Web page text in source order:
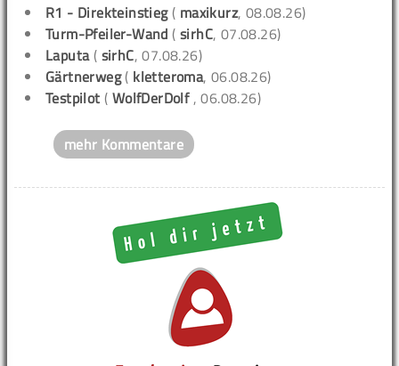
R1 - Direkteinstieg( maxikurz, 08.08.26)
Turm-Pfeiler-Wand (sirhC, 07.08.26)
Laputa( sirhC, 07.08.26)
Gärtnerweg( kletteroma, 06.08.26)
Testpilot ( WolfDerDolf , 06.08.26)
mehr Kommentare